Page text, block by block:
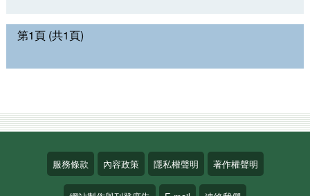
第1頁 (共1頁)
服務條款 內容政策 隱私權聲明 著作權聲明